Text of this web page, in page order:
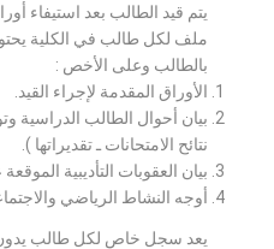
يتم قيد الطالب بعد استيفاء
ملف لكل طالب في الكلية
بالطالب وعلى الأخص :
الأوراق المقدمة لإجراء القيد.
بيان أحوال الطالب الدراسية
نتائح الامتحانات ـ تقديراتها ).
بيان العقوبات التأديبية الموقعة
أوجه النشاط الرياضي
يعد سجل خاص لكل طالب يدون